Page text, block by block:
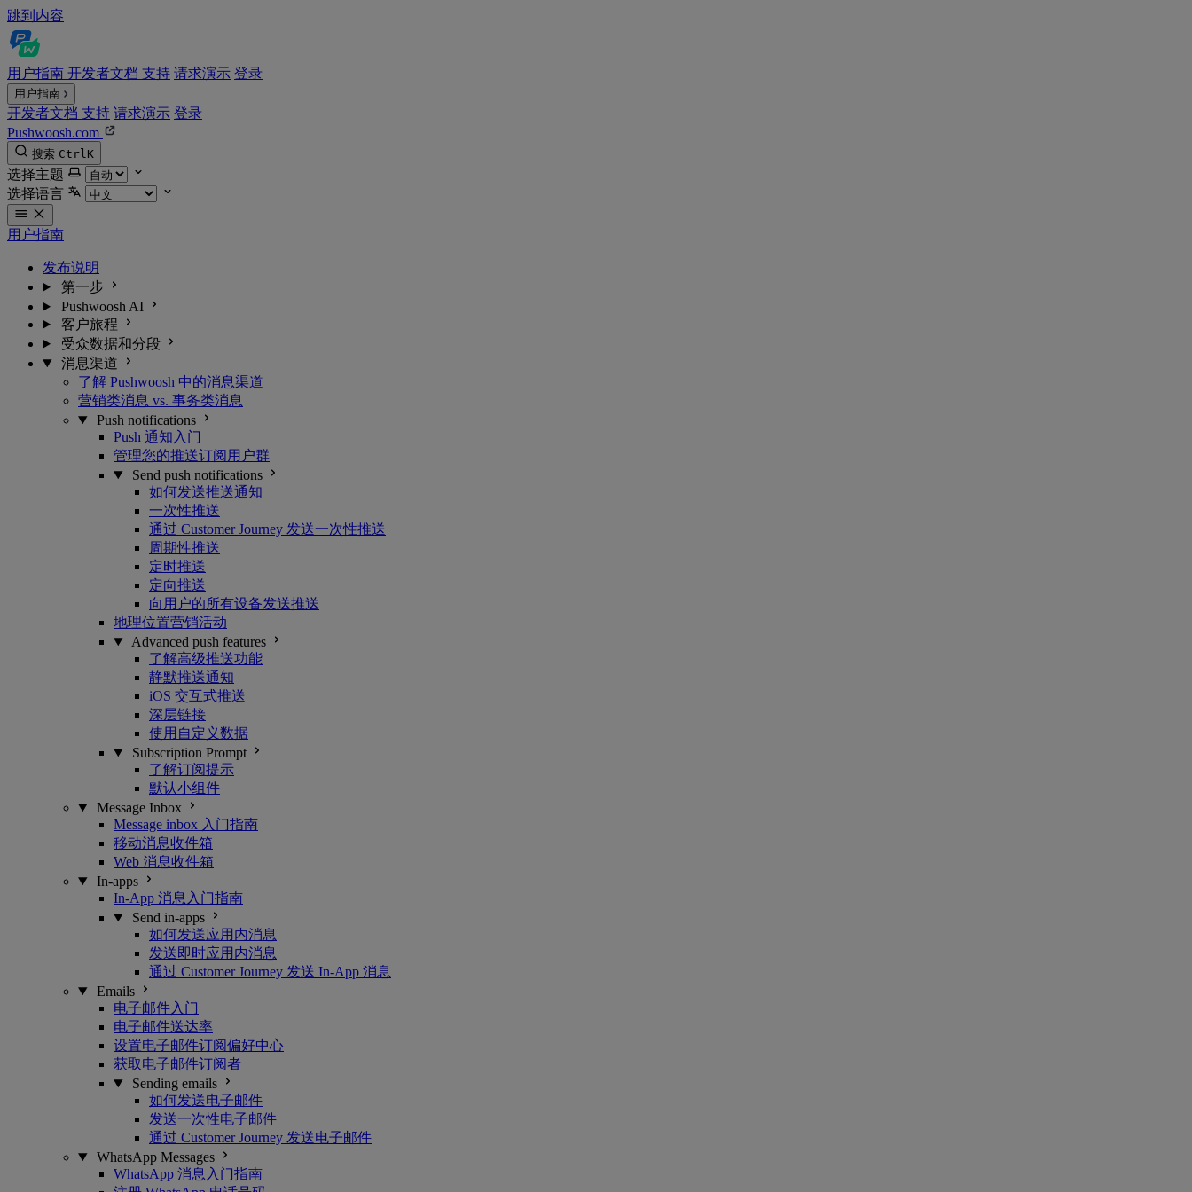
跳到内容
用户指南 开发者文档 支持 请求演示 登录
用户指南
开发者文档 支持 请求演示 登录
Pushwoosh.com
搜索 CtrlK
选择主题
选择语言
用户指南
发布说明
第一步
Pushwoosh AI
客户旅程
受众数据和分段
消息渠道
了解 Pushwoosh 中的消息渠道
营销类消息 vs. 事务类消息
Push notifications
Push 通知入门
管理您的推送订阅用户群
Send push notifications
如何发送推送通知
一次性推送
通过 Customer Journey 发送一次性推送
周期性推送
定时推送
定向推送
向用户的所有设备发送推送
地理位置营销活动
Advanced push features
了解高级推送功能
静默推送通知
iOS 交互式推送
深层链接
使用自定义数据
Subscription Prompt
了解订阅提示
默认小组件
Message Inbox
Message inbox 入门指南
移动消息收件箱
Web 消息收件箱
In-apps
In-App 消息入门指南
Send in-apps
如何发送应用内消息
发送即时应用内消息
通过 Customer Journey 发送 In-App 消息
Emails
电子邮件入门
电子邮件送达率
设置电子邮件订阅偏好中心
获取电子邮件订阅者
Sending emails
如何发送电子邮件
发送一次性电子邮件
通过 Customer Journey 发送电子邮件
WhatsApp Messages
WhatsApp 消息入门指南